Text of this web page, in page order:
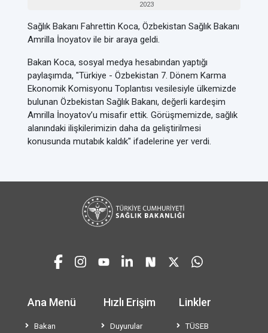
2023
Sağlık Bakanı Fahrettin Koca, Özbekistan Sağlık Bakanı
Amrilla İnoyatov ile bir araya geldi.
Bakan Koca, sosyal medya hesabından yaptığı
paylaşımda, "Türkiye - Özbekistan 7. Dönem Karma
Ekonomik Komisyonu Toplantısı vesilesiyle ülkemizde
bulunan Özbekistan Sağlık Bakanı, değerli kardeşim
Amrilla İnoyatov’u misafir ettik. Görüşmemizde, sağlık
alanındaki ilişkilerimizin daha da geliştirilmesi
konusunda mutabık kaldık" ifadelerine yer verdi.
Ana Menü
Bakan
Hızlı Erişim
Duyurular
Linkler
TÜSEB